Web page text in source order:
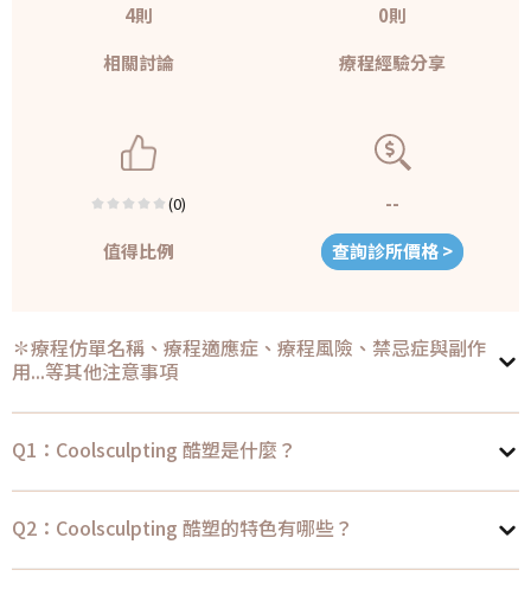
4則
相關討論
0則
療程經驗分享
(0)
值得比例
--
查詢診所價格 >
✽療程仿單名稱、療程適應症、療程風險、禁忌症與副作
用...等其他注意事項
Q1：Coolsculpting 酷塑是什麼？
Q2：Coolsculpting 酷塑的特色有哪些？